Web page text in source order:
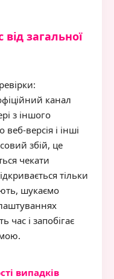
від загальної
канал
з іншого
версія і інші
збій, це
чекати
тільки
шукаємо
час і запобігає
випадків